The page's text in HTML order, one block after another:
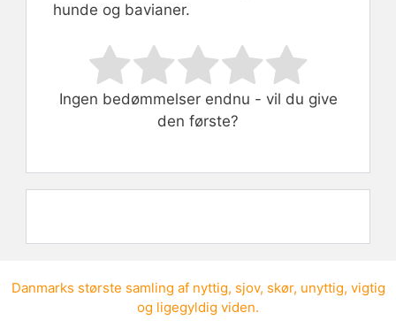
hunde og bavianer.
Rate this item:
Submit Rating
Ingen bedømmelser endnu - vil du give
den første?
Danmarks største samling af nyttig, sjov, skør, unyttig, vigtig
og ligegyldig viden.